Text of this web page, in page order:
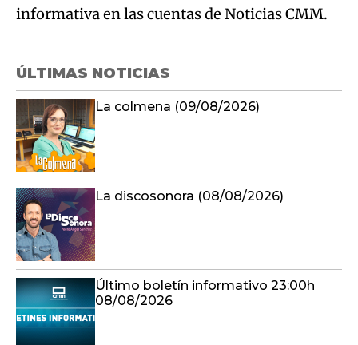
informativa en las cuentas de Noticias CMM.
ÚLTIMAS NOTICIAS
La colmena (09/08/2026)
La discosonora (08/08/2026)
Último boletín informativo 23:00h
08/08/2026